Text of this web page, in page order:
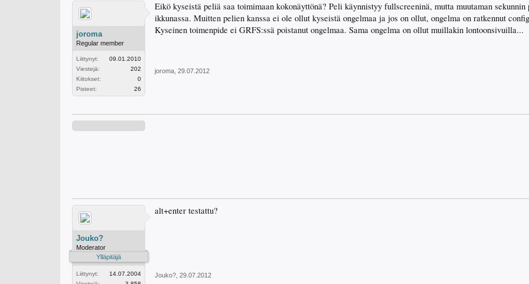
joroma
Regular member
Liittynyt:
09.01.2010
Viestejä:
202
Kiitokset:
0
Pisteet:
26
Eikö kyseistä peliä saa toimimaan kokonäyttönä? Peli käynnistyy fullscreeninä, mutta muutaman sekunnin
ikkunassa. Muitten pelien kanssa ei ole ollut kyseistä ongelmaa ja jos on ollut, ongelma on ratkennut
Kyseinen toimenpide ei GRFS:ssä poistanut ongelmaa. Sama ongelma on ollut muillakin lontoonsivuilla...
joroma 29.07.2012
Jouko?
Moderator
Ylläpitäjä
Liittynyt:
14.07.2004
alt+enter testattu?
Jouko? 29.07.2012